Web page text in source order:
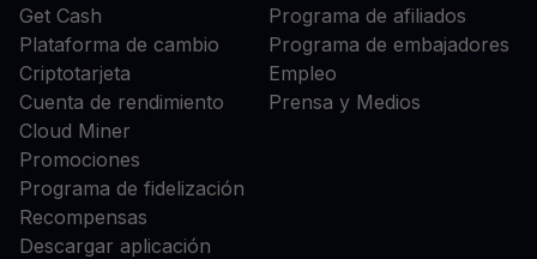
Get Cash
Plataforma de cambio
Criptotarjeta
Cuenta de rendimiento
Cloud Miner
Promociones
Programa de fidelización
Recompensas
Descargar aplicación
Programa de afiliados
Programa de embajadores
Empleo
Prensa y Medios